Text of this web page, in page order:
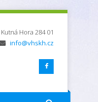
Kutná Hora 284 01
info@vhskh.cz